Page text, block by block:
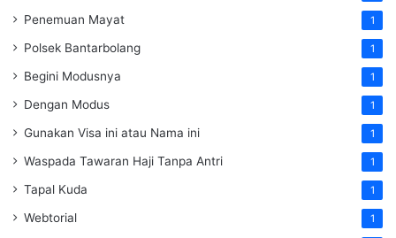
Penemuan Mayat 1
Polsek Bantarbolang 1
Begini Modusnya 1
Dengan Modus 1
Gunakan Visa ini atau Nama ini 1
Waspada Tawaran Haji Tanpa Antri 1
Tapal Kuda 1
Webtorial 1